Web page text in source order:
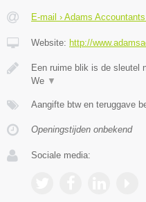
E-mail › Adams
Website: http://
Een ruime blik is de sleutel
We ▼
Aangifte btw en teruggave
Openingstijden onbekend
Sociale media: